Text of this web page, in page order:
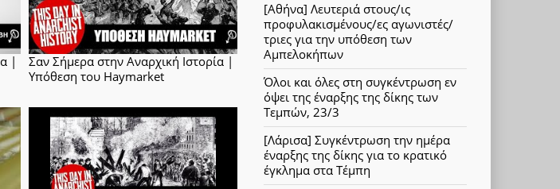
|
Σαν Σήμερα στην Αναρχική Ιστορία |
Υπόθεση του Haymarket
[Αθήνα] Λευτεριά στους/ις
προφυλακισμένους/ες αγωνιστές/
τριες για την υπόθεση των
Αμπελοκήπων
Όλοι και όλες στη συγκέντρωση εν
όψει της έναρξης της δίκης των
Τεμπών, 23/3
[Λάρισα] Συγκέντρωση την ημέρα
έναρξης της δίκης για το κρατικό
έγκλημα στα Τέμπη